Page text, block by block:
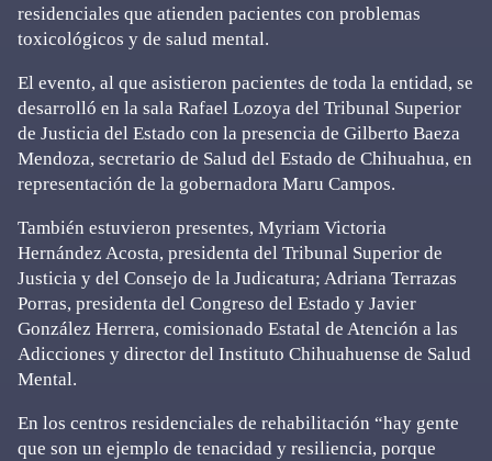
residenciales que atienden pacientes con problemas
toxicológicos y de salud mental.
El evento, al que asistieron pacientes de toda la entidad, se
desarrolló en la sala Rafael Lozoya del Tribunal Superior
de Justicia del Estado con la presencia de Gilberto Baeza
Mendoza, secretario de Salud del Estado de Chihuahua, en
representación de la gobernadora Maru Campos.
También estuvieron presentes, Myriam Victoria
Hernández Acosta, presidenta del Tribunal Superior de
Justicia y del Consejo de la Judicatura; Adriana Terrazas
Porras, presidenta del Congreso del Estado y Javier
González Herrera, comisionado Estatal de Atención a las
Adicciones y director del Instituto Chihuahuense de Salud
Mental.
En los centros residenciales de rehabilitación “hay gente
que son un ejemplo de tenacidad y resiliencia, porque